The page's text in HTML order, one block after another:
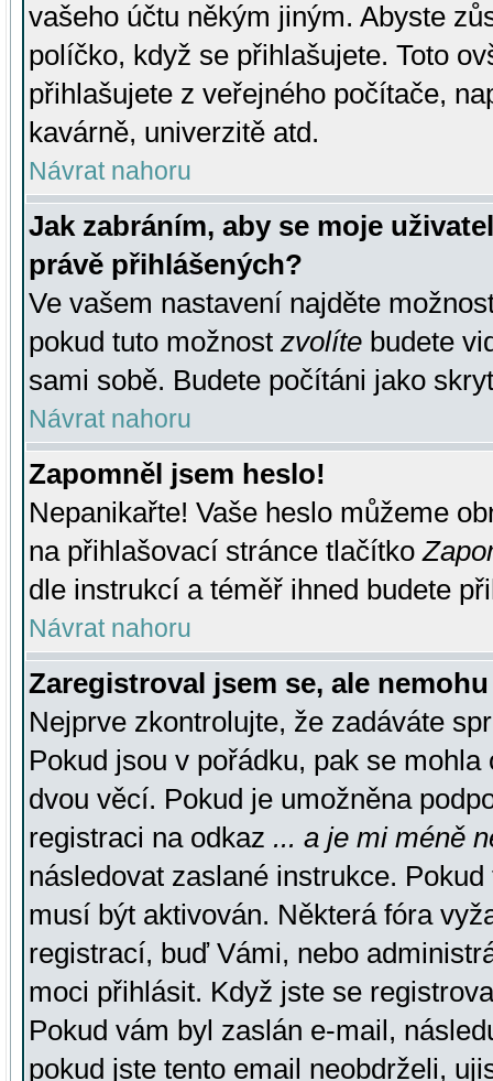
vašeho účtu někým jiným. Abyste
políčko, když se přihlašujete. Toto
přihlašujete z veřejného počítače,
kavárně, univerzitě atd.
Návrat nahoru
Jak zabráním, aby se moje
právě přihlášených?
Ve vašem nastavení najděte
pokud tuto možnost zvolíte budete
sami sobě. Budete počítáni jako
Návrat nahoru
Zapomněl jsem heslo!
Nepanikařte! Vaše heslo můžeme
na přihlašovací stránce tlačítko
dle instrukcí a téměř ihned budete
Návrat nahoru
Zaregistroval jsem se, ale
Nejprve zkontrolujte, že zadáváte
Pokud jsou v pořádku, pak se
dvou věcí. Pokud je umožněna
registraci na odkaz ... a je mi méně
následovat zaslané instrukce.
musí být aktivován. Některá fóra
registrací, buď Vámi, nebo
moci přihlásit. Když jste se
Pokud vám byl zaslán e-mail,
pokud jste tento email neobdrželi,